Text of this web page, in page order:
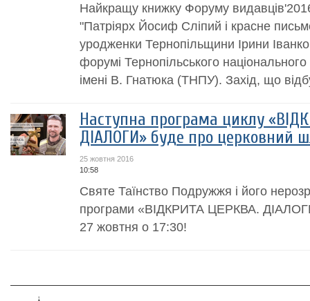
Найкращу книжку Форуму
"Патріярх Йосиф Сліпий і красне
уродженки Тернопільщини Ірини
форумі Тернопільського національного
імені В. Гнатюка (ТНПУ). Захід, що
Наступна програма циклу
ДІАЛОГИ» буде про церковний
25 жовтня 2016
10:58
Святе Таїнство Подружжя і його
програми «ВІДКРИТА ЦЕРКВА.
27 жовтня о 17:30!